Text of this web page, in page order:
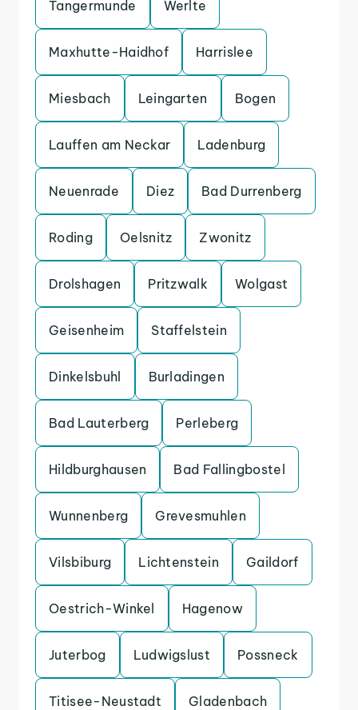
Tangermunde Werlte
Maxhutte-Haidhof Harrislee
Miesbach Leingarten Bogen
Lauffen am Neckar Ladenburg
Neuenrade Diez Bad Durrenberg
Roding Oelsnitz Zwonitz
Drolshagen Pritzwalk Wolgast
Geisenheim Staffelstein
Dinkelsbuhl Burladingen
Bad Lauterberg Perleberg
Hildburghausen Bad Fallingbostel
Wunnenberg Grevesmuhlen
Vilsbiburg Lichtenstein Gaildorf
Oestrich-Winkel Hagenow
Juterbog Ludwigslust Possneck
Titisee-Neustadt Gladenbach